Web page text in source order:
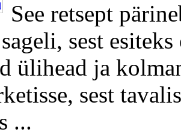
See retsept
sest
ülihead ja
sest
...